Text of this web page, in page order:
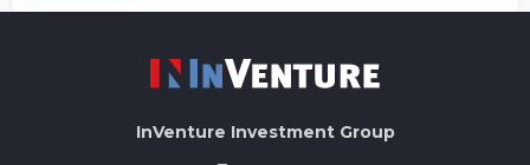
InVenture Investment Group